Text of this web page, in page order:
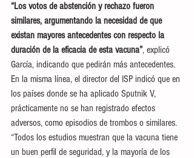
“Los votos de abstención y rechazo fueron
similares, argumentando la necesidad de que
existan mayores antecedentes con respecto la
duración de la eficacia de esta vacuna”, explicó
García, indicando que pedirán más antecedentes.
En la misma línea, el director del ISP indicó que en
los países donde se ha aplicado Sputnik V,
prácticamente no se han registrado efectos
adversos, como episodios de trombos o similares.
“Todos los estudios muestran que la vacuna tiene
un buen perfil de seguridad, y la mayoría de los